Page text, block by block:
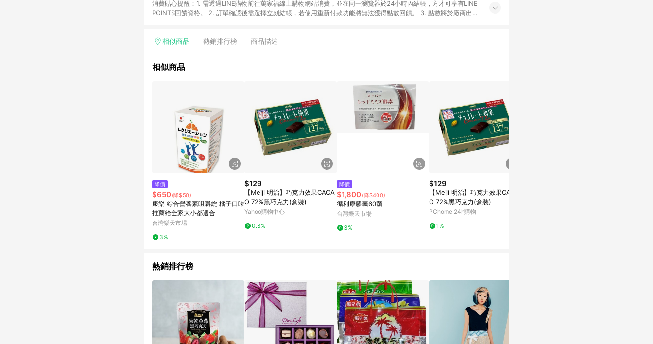
消費貼心提醒：1. 需透過LINE購物前往萬家福線上購物網站消費，並在同一瀏覽器於24小時內結帳，方才可享有LINE
POINTS回饋資格。 2. 訂單確認後需選擇立刻結帳，若使用重新付款功能將無法獲得點數回饋。 3. 點數將於廠商出貨
留時間內聯絡客服中心，並由康達盛通生活事業股份有限公司方進行訂單資格確認。 康達盛通線上購物希望提供簡
相似商品 熱銷排行榜 商品描述
相似商品
降價
$650 (降$50)
康樂 綜合營養素咀嚼錠 橘子口味
推薦給全家大小都適合
台灣樂天市場
3%
$129
【Meiji 明治】巧克力效果CACA
O 72%黑巧克力(盒裝)
Yahoo購物中心
0.3%
降價
$1,800 (降$400)
循利康膠囊60顆
台灣樂天市場
3%
$129
【Meiji 明治】巧克力效果CACA
O 72%黑巧克力(盒裝)
PChome 24h購物
1%
熱銷排行榜